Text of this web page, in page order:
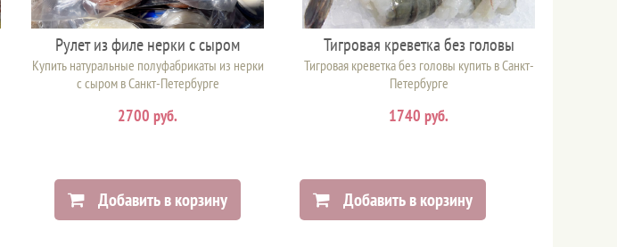
Рулет из филе нерки с сыром
Купить натуральные полуфабрикаты из нерки
с сыром в Санкт-Петербурге
2700 руб.
Добавить в корзину
Тигровая креветка без головы
Тигровая креветка без головы купить в Санкт-
Петербурге
1740 руб.
Добавить в корзину